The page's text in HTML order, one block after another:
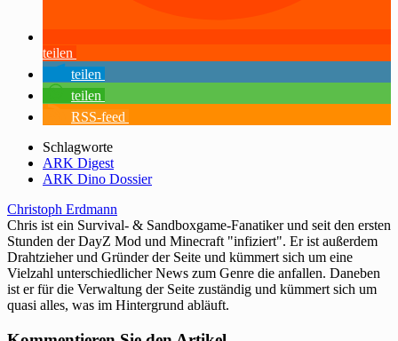
teilen
teilen
teilen
RSS-feed
Schlagworte
ARK Digest
ARK Dino Dossier
Christoph Erdmann
Chris ist ein Survival- & Sandboxgame-Fanatiker und seit den ersten
Stunden der DayZ Mod und Minecraft "infiziert". Er ist außerdem
Drahtzieher und Gründer der Seite und kümmert sich um eine
Vielzahl unterschiedlicher News zum Genre die anfallen. Daneben
ist er für die Verwaltung der Seite zuständig und kümmert sich um
quasi alles, was im Hintergrund abläuft.